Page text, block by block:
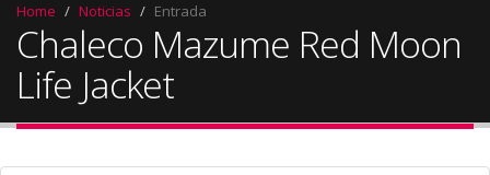
Home Noticias Entrada
Chaleco Mazume Red Moon
Life Jacket